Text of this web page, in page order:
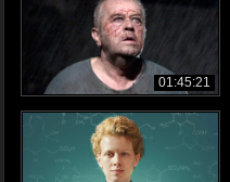
01:45:21